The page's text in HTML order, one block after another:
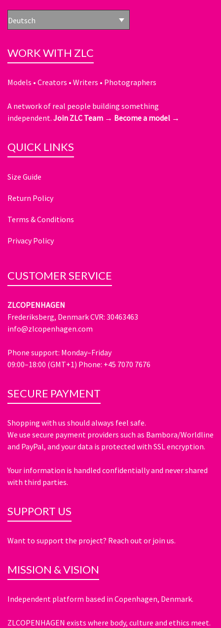
Deutsch
WORK WITH ZLC
Models • Creators • Writers • Photographers
A network of real people building something
independent. Join ZLC Team → Become a model →
QUICK LINKS
Size Guide
Return Policy
Terms & Conditions
Privacy Policy
CUSTOMER SERVICE
ZLCOPENHAGEN
Frederiksberg, Denmark CVR: 30463463
info@zlcopenhagen.com
Phone support: Monday–Friday
09:00–18:00 (GMT+1) Phone: +45 7070 7676
SECURE PAYMENT
Shopping with us should always feel safe.
We use secure payment providers such as Bambora/Worldline
and PayPal, and your data is protected with SSL encryption.
Your information is handled confidentially and never shared
with third parties.
SUPPORT US
Want to support the project? Reach out or join us.
MISSION & VISION
Independent platform based in Copenhagen, Denmark.
ZLCOPENHAGEN exists where body, culture and ethics meet.